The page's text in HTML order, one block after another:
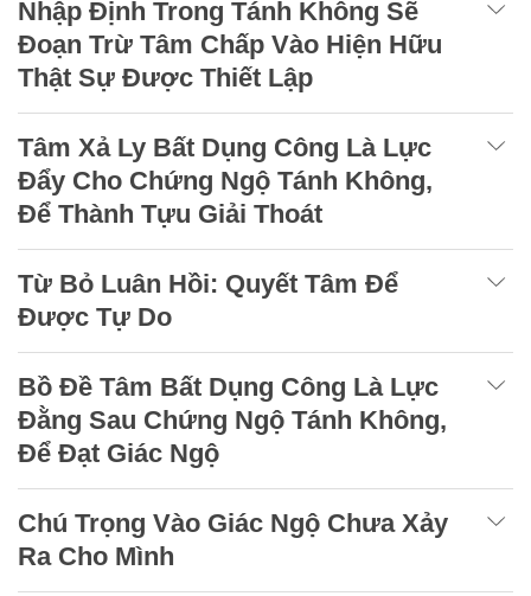
Nhập Định Trong Tánh Không Sẽ
Đoạn Trừ Tâm Chấp Vào Hiện Hữu
Thật Sự Được Thiết Lập
Tâm Xả Ly Bất Dụng Công Là Lực
Đẩy Cho Chứng Ngộ Tánh Không,
Để Thành Tựu Giải Thoát
Từ Bỏ Luân Hồi: Quyết Tâm Để
Được Tự Do
Bồ Đề Tâm Bất Dụng Công Là Lực
Đằng Sau Chứng Ngộ Tánh Không,
Để Đạt Giác Ngộ
Chú Trọng Vào Giác Ngộ Chưa Xảy
Ra Cho Mình